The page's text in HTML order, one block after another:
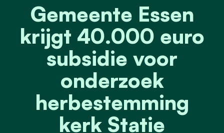
Gemeente Essen
krijgt 40.000 euro
subsidie voor
onderzoek
herbestemming
kerk Statie